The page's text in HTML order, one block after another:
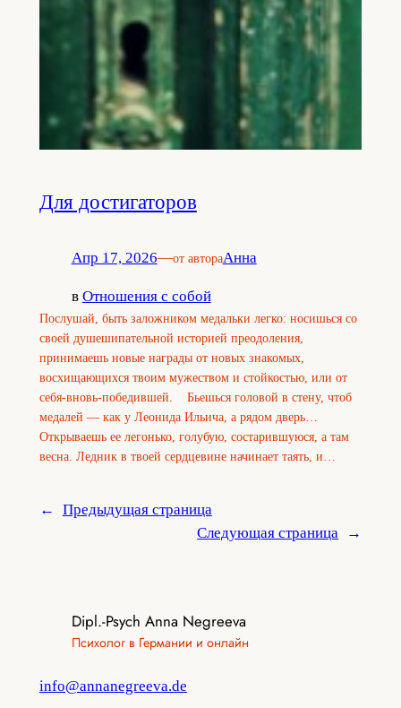
Для достигаторов
Апр 17, 2026—от автораАнна
в Отношения с собой
Послушай, быть заложником медальки легко: носишься со
своей душешипательной историей преодоления,
принимаешь новые награды от новых знакомых,
восхищающихся твоим мужеством и стойкостью, или от
себя-вновь-победившей. Бьешься головой в стену, чтоб
медалей — как у Леонида Ильича, а рядом дверь…
Открываешь ее легонько, голубую, состарившуюся, а там
весна. Ледник в твоей сердцевине начинает таять, и…
←
Предыдущая страница
Следующая страница
→
Dipl.-Psych Anna Negreeva
Психолог в Германии и онлайн
info@annanegreeva.de